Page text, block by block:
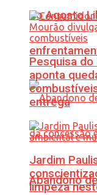
do Agosto
Abandono
Pesquisa
aponta
entrega
Jardim
limpeza